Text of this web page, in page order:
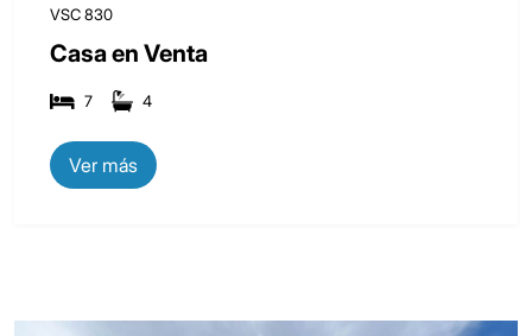
VSC 830
Casa en Venta
7 4
Ver más